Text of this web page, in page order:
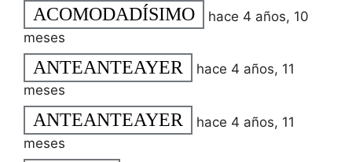
ACOMODADÍSIMO
hace 4 años, 10
meses
ANTEANTEAYER
hace 4 años, 11
meses
ANTEANTEAYER
hace 4 años, 11
meses